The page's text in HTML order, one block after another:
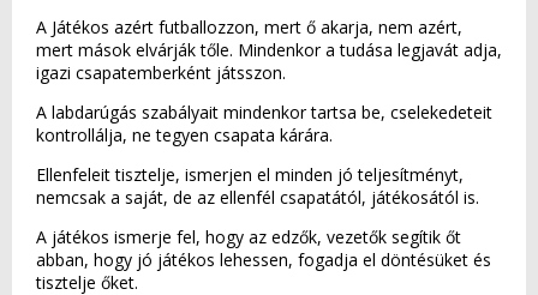
A Játékos azért futballozzon, mert ő akarja, nem azért,
mert mások elvárják tőle. Mindenkor a tudása legjavát adja,
igazi csapatemberként játsszon.
A labdarúgás szabályait mindenkor tartsa be, cselekedeteit
kontrollálja, ne tegyen csapata kárára.
Ellenfeleit tisztelje, ismerjen el minden jó teljesítményt,
nemcsak a saját, de az ellenfél csapatától, játékosától is.
A játékos ismerje fel, hogy az edzők, vezetők segítik őt
abban, hogy jó játékos lehessen, fogadja el döntésüket és
tisztelje őket.